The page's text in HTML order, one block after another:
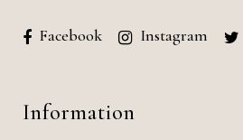
Facebook Instagram
Information